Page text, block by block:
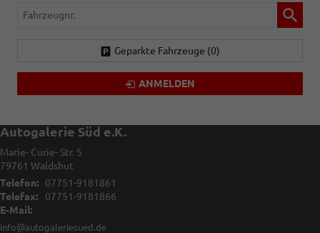
Fahrzeugnr.
Geparkte Fahrzeuge (0)
ANMELDEN
Autogalerie Süd e.K.
Marie- Curie- Str. 5
79761 Waldshut
Telefon:
07751-9181861
Telefax:
07751-9181866
E-Mail:
info@autogaleriesued.de